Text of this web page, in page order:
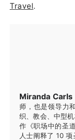
Travel.
Miranda Carls
师，也是领导力
织、教会、中型
作《职场中的圣
人士阐释了 10